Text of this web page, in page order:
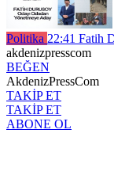
Politika 22:41 Fatih
akdenizpresscom
BEĞEN
AkdenizPressCom
TAKİP ET
TAKİP ET
ABONE OL